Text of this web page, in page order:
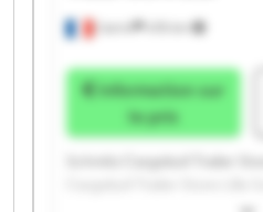
Carvin
Information sur
le prix
Schmitz Cargobull Trailer
Store Lille Schmitz Cargobull